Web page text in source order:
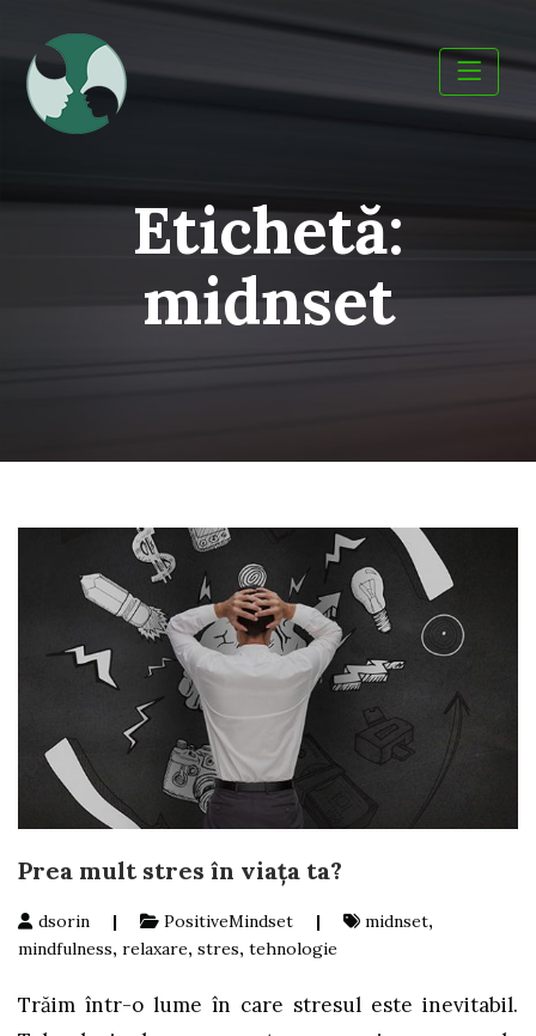
content
Etichetă:
midnset
Prea mult stres în viaţa ta?
dsorin | PositiveMindset | midnset,
mindfulness, relaxare, stres, tehnologie
Trăim într-o lume în care stresul este inevitabil.